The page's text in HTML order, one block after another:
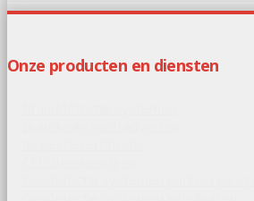
Onze producten en diensten